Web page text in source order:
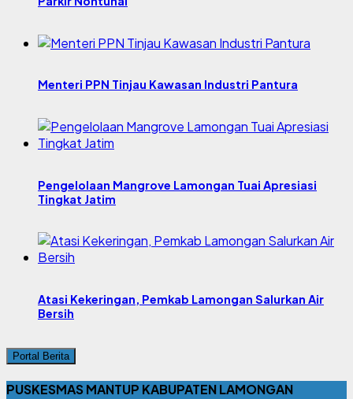
Menteri PPN Tinjau Kawasan Industri Pantura
Pengelolaan Mangrove Lamongan Tuai Apresiasi
Tingkat Jatim
Atasi Kekeringan, Pemkab Lamongan Salurkan Air
Bersih
Portal Berita
PUSKESMAS MANTUP KABUPATEN LAMONGAN